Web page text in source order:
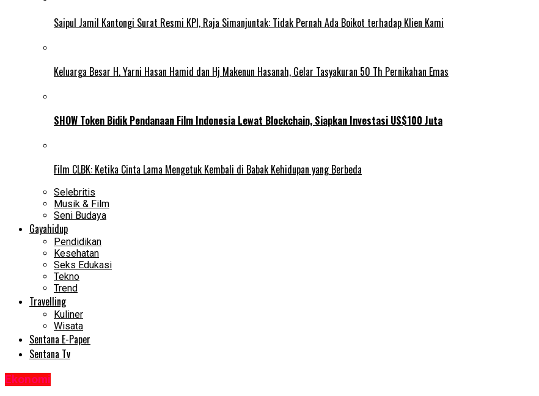
Saipul Jamil Kantongi Surat Resmi KPI, Raja Simanjuntak: Tidak Pernah Ada Boikot terhadap Klien Kami
Keluarga Besar H. Yarni Hasan Hamid dan Hj Makenun Hasanah, Gelar Tasyakuran 50 Th Pernikahan Emas
SHOW Token Bidik Pendanaan Film Indonesia Lewat Blockchain, Siapkan Investasi US$100 Juta
Film CLBK: Ketika Cinta Lama Mengetuk Kembali di Babak Kehidupan yang Berbeda
Selebritis
Musik & Film
Seni Budaya
Gayahidup
Pendidikan
Kesehatan
Seks Edukasi
Tekno
Trend
Travelling
Kuliner
Wisata
Sentana E-Paper
Sentana Tv
Ekonomi